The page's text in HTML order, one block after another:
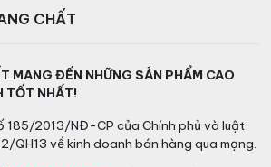
CHẤT
MANG ĐẾN NHỮNG SẢN PHẨM CAO
TỐT NHẤT!
185/2013/NĐ-CP của Chính phủ và luật
QH13 về kinh doanh bán hàng qua mạng.